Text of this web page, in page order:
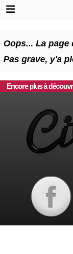
Oops... La page
Pas grave, y'a
Encore plus à